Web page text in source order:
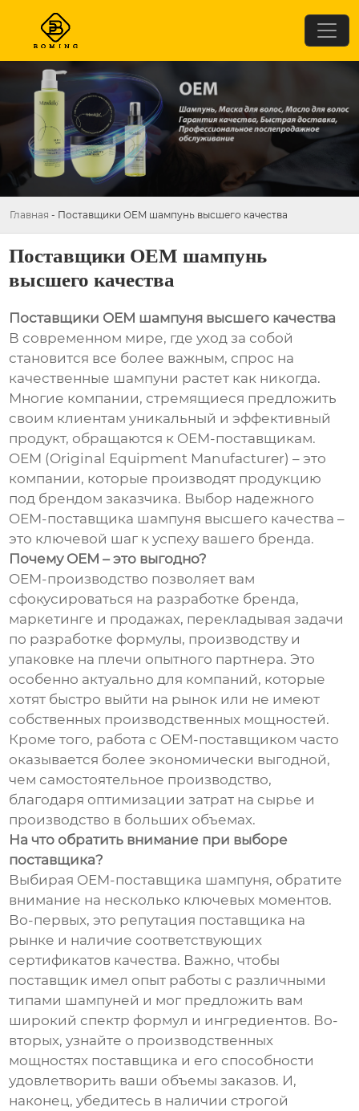
Главная - Поставщики OEM шампунь высшего качества
Поставщики OEM шампунь
высшего качества
Поставщики OEM шампуня высшего качества
В современном мире, где уход за собой
становится все более важным, спрос на
качественные шампуни растет как никогда.
Многие компании, стремящиеся предложить
своим клиентам уникальный и эффективный
продукт, обращаются к OEM-поставщикам.
OEM (Original Equipment Manufacturer) – это
компании, которые производят продукцию
под брендом заказчика. Выбор надежного
OEM-поставщика шампуня высшего качества –
это ключевой шаг к успеху вашего бренда.
Почему OEM – это выгодно?
OEM-производство позволяет вам
сфокусироваться на разработке бренда,
маркетинге и продажах, перекладывая задачи
по разработке формулы, производству и
упаковке на плечи опытного партнера. Это
особенно актуально для компаний, которые
хотят быстро выйти на рынок или не имеют
собственных производственных мощностей.
Кроме того, работа с OEM-поставщиком часто
оказывается более экономически выгодной,
чем самостоятельное производство,
благодаря оптимизации затрат на сырье и
производство в больших объемах.
На что обратить внимание при выборе
поставщика?
Выбирая OEM-поставщика шампуня, обратите
внимание на несколько ключевых моментов.
Во-первых, это репутация поставщика на
рынке и наличие соответствующих
сертификатов качества. Важно, чтобы
поставщик имел опыт работы с различными
типами шампуней и мог предложить вам
широкий спектр формул и ингредиентов. Во-
вторых, узнайте о производственных
мощностях поставщика и его способности
удовлетворить ваши объемы заказов. И,
наконец, убедитесь в наличии строгой